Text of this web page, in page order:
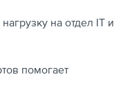
на отдел IT и
помогает